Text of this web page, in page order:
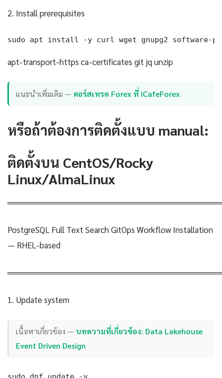
2. Install prerequisites
sudo apt install -y curl wget gnupg2 software-
apt-transport-https ca-certificates git jq unzip
แนะนำเพิ่มเติม — คอร์สเทรด Forex ที่ iCafeForex
หรือถ้าต้องการติดตั้งแบบ manual:
ติดตั้งบน CentOS/Rocky
Linux/AlmaLinux
PostgreSQL Full Text Search GitOps Workflow Installation
— RHEL-based
1. Update system
เนื้อหาเกี่ยวข้อง — บทความที่เกี่ยวข้อง: Data Lakehouse
Event Driven Design
sudo dnf update -y